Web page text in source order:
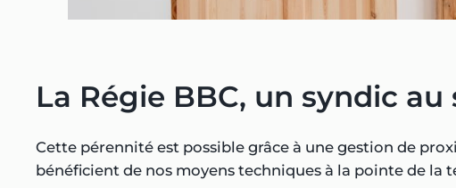
La Régie BBC, un syndic
Cette pérennité est possible grâce à une gestion de
bénéficient de nos moyens techniques à la pointe de